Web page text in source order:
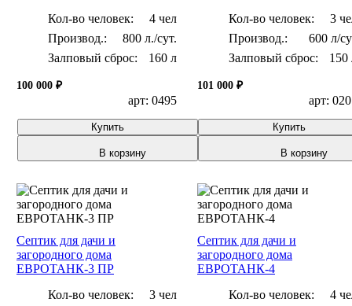
Кол-во человек:
4 чел
800 л./сут.
Залповый сброс:
160 л
100 000 ₽
арт: 0495
Купить
В корзину
Кол-во человек:
3
600 л/
Залповый сброс:
150
101 000 ₽
арт:
Купить
В корзину
Септик для дачи и
загородного дома
ЕВРОТАНК-3 ПР
Кол-во человек:
3 чел
Септик для дачи и
загородного дома
ЕВРОТАНК-4
Кол-во человек:
4